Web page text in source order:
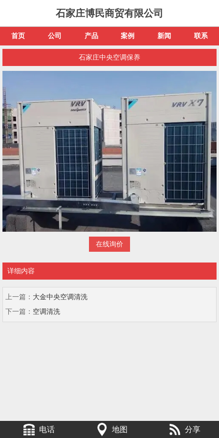
石家庄博民商贸有限公司
首页 公司 产品 案例 新闻 联系
石家庄中央空调保养
在线询价
详细内容
上一篇： 大金中央空调清洗
下一篇： 空调清洗
电话 地图 分享